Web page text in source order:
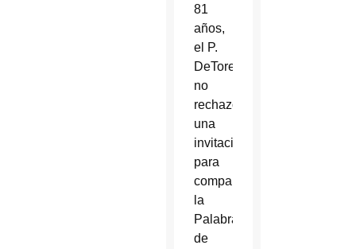
81
años,
el P.
DeTore
no
rechazó
una
invitación
para
compartir
la
Palabra
de